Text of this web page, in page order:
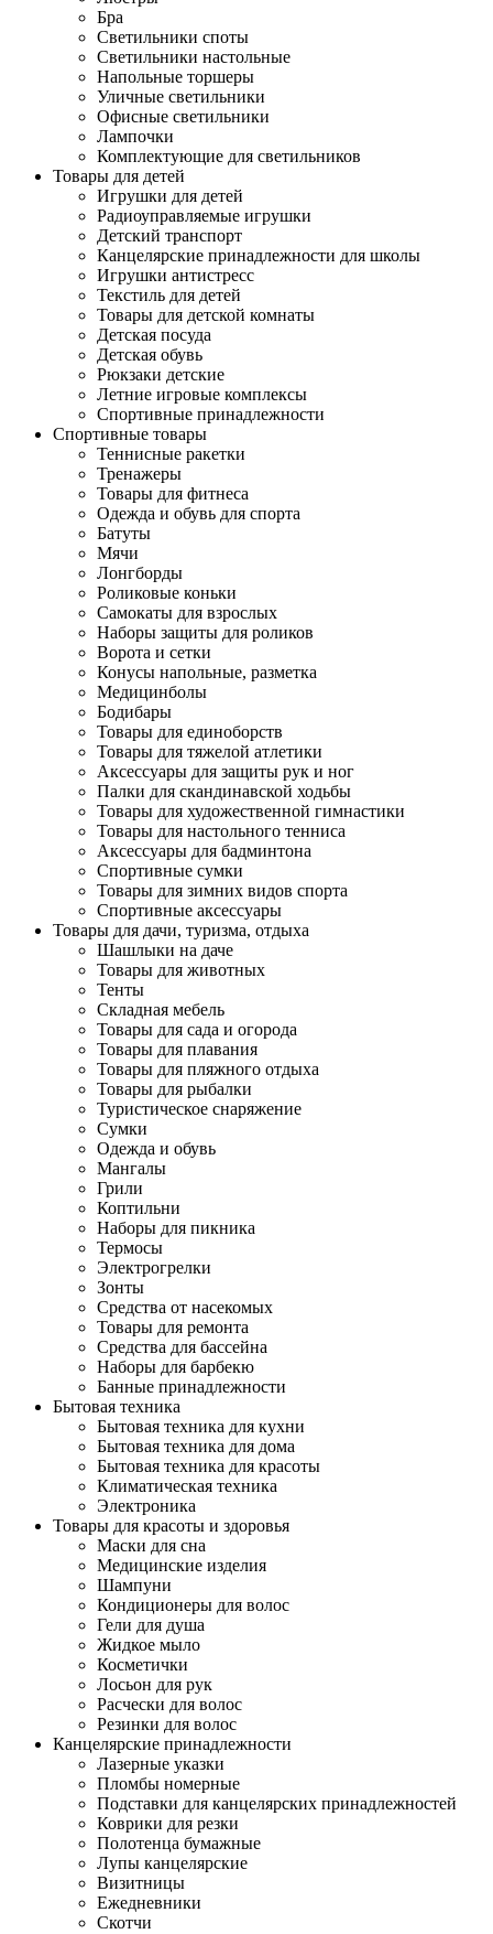
Бра
Светильники споты
Светильники настольные
Напольные торшеры
Уличные светильники
Офисные светильники
Лампочки
Комплектующие для светильников
Товары для детей
Игрушки для детей
Радиоуправляемые игрушки
Детский транспорт
Канцелярские принадлежности для школы
Игрушки антистресс
Текстиль для детей
Товары для детской комнаты
Детская посуда
Детская обувь
Рюкзаки детские
Летние игровые комплексы
Спортивные принадлежности
Спортивные товары
Теннисные ракетки
Тренажеры
Товары для фитнеса
Одежда и обувь для спорта
Батуты
Мячи
Лонгборды
Роликовые коньки
Самокаты для взрослых
Наборы защиты для роликов
Ворота и сетки
Конусы напольные, разметка
Медицинболы
Бодибары
Товары для единоборств
Товары для тяжелой атлетики
Аксессуары для защиты рук и ног
Палки для скандинавской ходьбы
Товары для художественной гимнастики
Товары для настольного тенниса
Аксессуары для бадминтона
Спортивные сумки
Товары для зимних видов спорта
Спортивные аксессуары
Товары для дачи, туризма, отдыха
Шашлыки на даче
Товары для животных
Тенты
Складная мебель
Товары для сада и огорода
Товары для плавания
Товары для пляжного отдыха
Товары для рыбалки
Туристическое снаряжение
Сумки
Одежда и обувь
Мангалы
Грили
Коптильни
Наборы для пикника
Термосы
Электрогрелки
Зонты
Средства от насекомых
Товары для ремонта
Средства для бассейна
Наборы для барбекю
Банные принадлежности
Бытовая техника
Бытовая техника для кухни
Бытовая техника для дома
Бытовая техника для красоты
Климатическая техника
Электроника
Товары для красоты и здоровья
Маски для сна
Медицинские изделия
Шампуни
Кондиционеры для волос
Гели для душа
Жидкое мыло
Косметички
Лосьон для рук
Расчески для волос
Резинки для волос
Канцелярские принадлежности
Лазерные указки
Пломбы номерные
Подставки для канцелярских принадлежностей
Коврики для резки
Полотенца бумажные
Лупы канцелярские
Визитницы
Ежедневники
Скотчи